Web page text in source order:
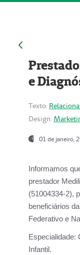
e
Texto:
Design:
01 de janeiro,
Informamos
prestador
(51004334-2),
beneficiários da
Federativo e
Especialidade:
Infantil.